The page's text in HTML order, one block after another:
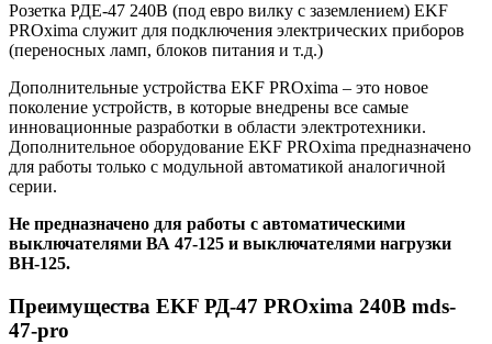
Розетка РДЕ-47 240В (под евро вилку с заземлением) EKF
PROxima служит для подключения электрических приборов
(переносных ламп, блоков питания и т.д.)
Дополнительные устройства EKF PROxima – это новое
поколение устройств, в которые внедрены все самые
инновационные разработки в области электротехники.
Дополнительное оборудование EKF PROxima предназначено
для работы только с модульной автоматикой аналогичной
серии.
Не предназначено для работы с автоматическими
выключателями ВА 47-125 и выключателями нагрузки
ВН-125.
Преимущества EKF РД-47 PROxima 240В mds-
47-pro